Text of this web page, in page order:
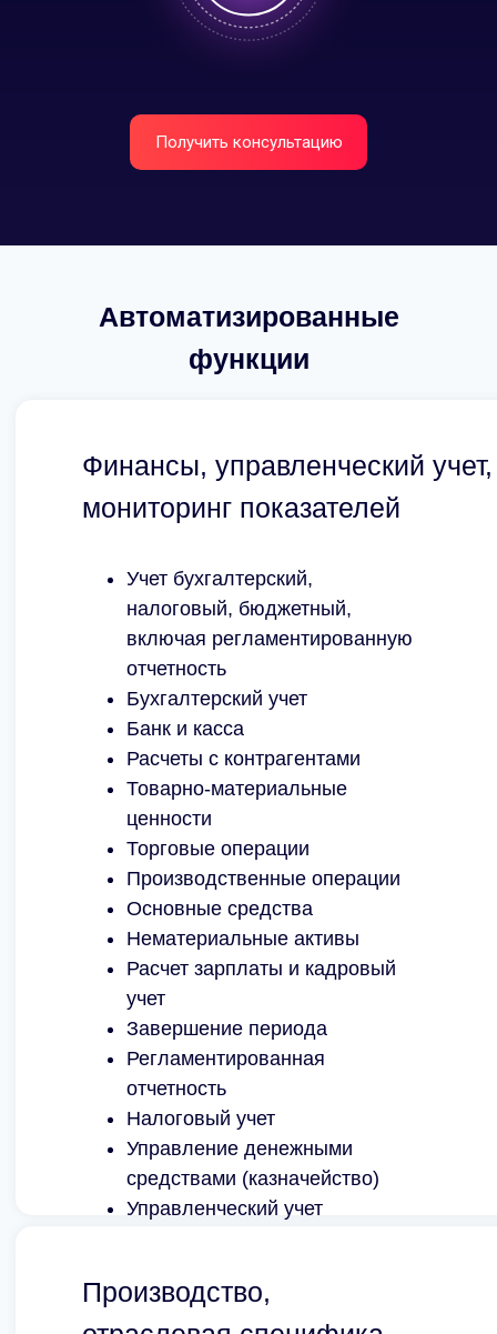
Получить консультацию
Автоматизированные
функции
Финансы, управленческий учет,
мониторинг показателей
Учет бухгалтерский,
налоговый, бюджетный,
включая регламентированную
отчетность
Бухгалтерский учет
Банк и касса
Расчеты с контрагентами
Товарно-материальные
ценности
Торговые операции
Производственные операции
Основные средства
Нематериальные активы
Расчет зарплаты и кадровый
учет
Завершение периода
Регламентированная
отчетность
Налоговый учет
Управление денежными
средствами (казначейство)
Управленческий учет
Производство,